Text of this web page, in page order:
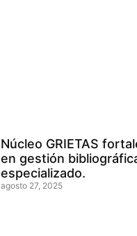
Núcleo GRIETAS
en gestión
especializado.
agosto 27, 2025